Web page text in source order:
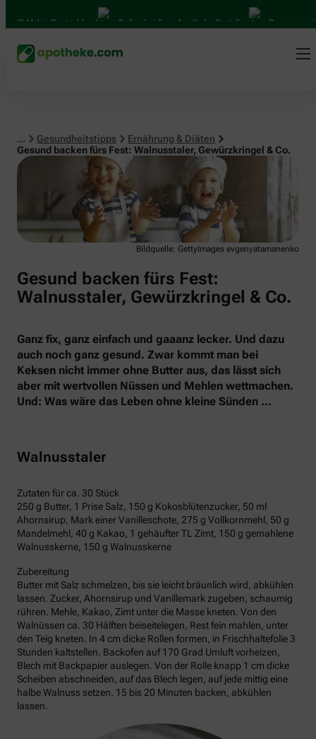
in Deutschland Online bei Ihrer Apotheke Bestellen Bequem zwischen
... Gesundheitstipps
Ernährung & Diäten
Gesund backen fürs Fest: Walnusstaler, Gewürzkringel & Co.
Ernährung & Diäten
Bildquelle: GettyImages evgenyatamanenko
Gesund backen fürs Fest:
Walnusstaler, Gewürzkringel & Co.
Ganz fix, ganz einfach und gaaanz lecker. Und dazu
auch noch ganz gesund. Zwar kommt man bei
Keksen nicht immer ohne Butter aus, das lässt sich
aber mit wertvollen Nüssen und Mehlen wettmachen.
Und: Was wäre das Leben ohne kleine Sünden …
Walnusstaler
Zutaten für ca. 30 Stück
250 g Butter, 1 Prise Salz, 150 g Kokosblütenzucker, 50 ml
Ahornsirup, Mark einer Vanilleschote, 275 g Vollkornmehl, 50 g
Mandelmehl, 40 g Kakao, 1 gehäufter TL Zimt, 150 g gemahlene
Walnusskerne, 150 g Walnusskerne
Zubereitung
Butter mit Salz schmelzen, bis sie leicht bräunlich wird, abkühlen
lassen. Zucker, Ahornsirup und Vanillemark zugeben, schaumig
rühren. Mehle, Kakao, Zimt unter die Masse kneten. Von den
Walnüssen ca. 30 Hälften beiseitelegen, Rest fein mahlen, unter
den Teig kneten. In 4 cm dicke Rollen formen, in Frischhaltefolie 3
Stunden kaltstellen. Backofen auf 170 Grad Umluft vorheizen,
Blech mit Backpapier auslegen. Von der Rolle knapp 1 cm dicke
Scheiben abschneiden, auf das Blech legen, auf jede mittig eine
halbe Walnuss setzen. 15 bis 20 Minuten backen, abkühlen
lassen.